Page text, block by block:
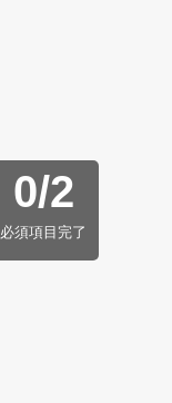
0/2
必須項目完了